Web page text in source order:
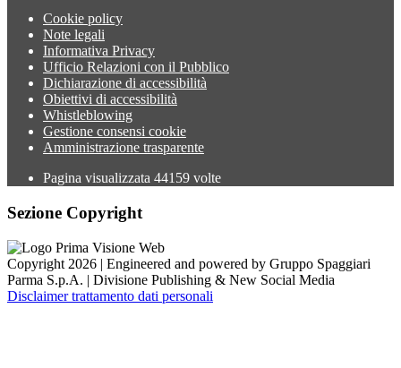
Cookie policy
Note legali
Informativa Privacy
Ufficio Relazioni con il Pubblico
Dichiarazione di accessibilità
Obiettivi di accessibilità
Whistleblowing
Gestione consensi cookie
Amministrazione trasparente
Pagina visualizzata 44159 volte
Sezione Copyright
Copyright 2026 | Engineered and powered by Gruppo Spaggiari
Parma S.p.A. | Divisione Publishing & New Social Media
Disclaimer trattamento dati personali